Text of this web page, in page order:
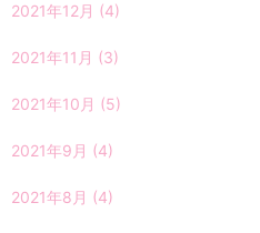
2021年12月 (4)
2021年11月 (3)
2021年10月 (5)
2021年9月 (4)
2021年8月 (4)